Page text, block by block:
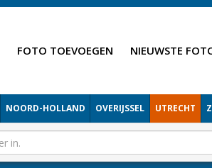
FOTO TOEVOEGEN NIEUWSTE
NOORD-HOLLAND OVERIJSSEL UTRECHT